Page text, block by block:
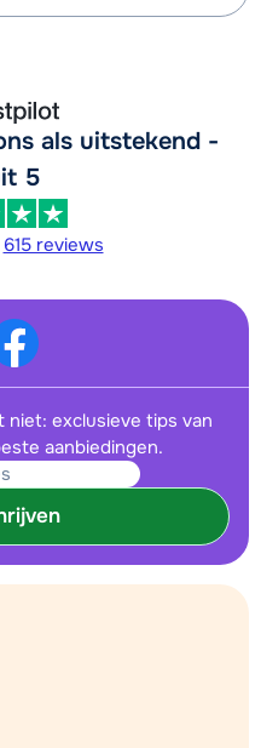
als uitstekend -
5
615 reviews
niet: exclusieve tips van
aanbiedingen.